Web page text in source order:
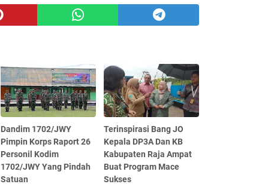
Dandim 1702/JWY
Pimpin Korps Raport 26
Personil Kodim
1702/JWY Yang Pindah
Satuan
Terinspirasi Bang JO
Kepala DP3A Dan KB
Kabupaten Raja Ampat
Buat Program Mace
Sukses